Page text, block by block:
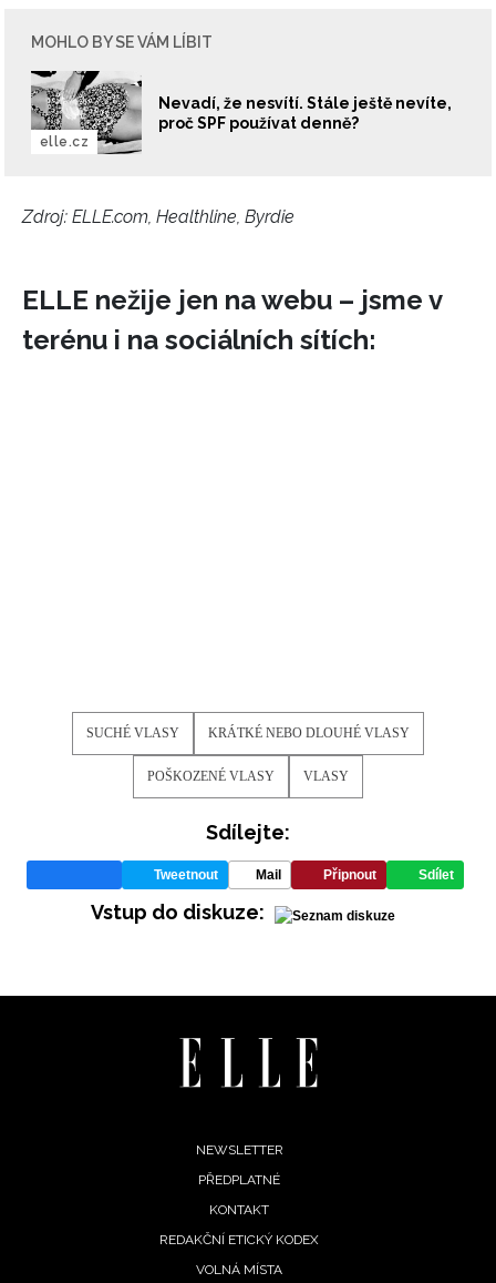
INFORMACE
REDAKCE
MOHLO BY SE VÁM LÍBIT
Nevadí, že nesvítí. Stále ještě nevíte,
proč SPF používat denně?
elle.cz
Zdroj: ELLE.com, Healthline, Byrdie
ELLE nežije jen na webu – jsme v
terénu i na sociálních sítích:
SUCHÉ VLASY KRÁTKÉ NEBO DLOUHÉ VLASY
POŠKOZENÉ VLASY VLASY
Sdílejte:
Tweetnout Mail Připnout Sdílet
Vstup do diskuze:
NEWSLETTER
PŘEDPLATNÉ
KONTAKT
REDAKČNÍ ETICKÝ KODEX
VOLNÁ MÍSTA